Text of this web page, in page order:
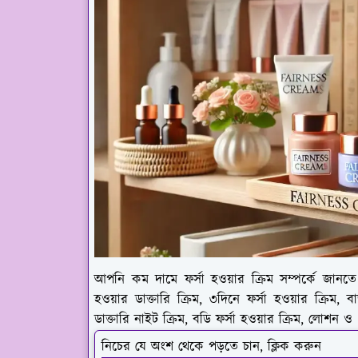
আপনি কম দামে ফর্সা হওয়ার ক্রিম সম্পর্কে
হওয়ার ডাক্তারি ক্রিম, ৩দিনে ফর্সা হওয়ার ক্রিম,
ডাক্তারি নাইট ক্রিম, বডি ফর্সা হওয়ার ক্রিম, লোশন
নিচের যে অংশ থেকে পড়তে চান, ক্লিক করুন